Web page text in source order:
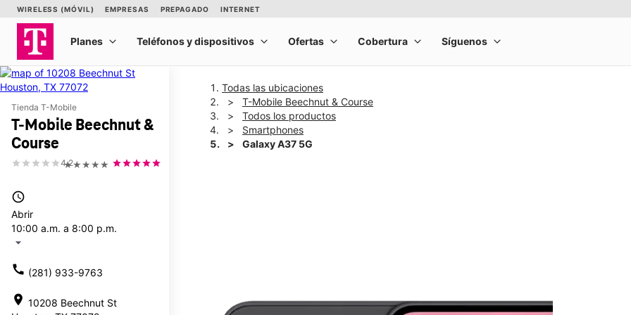
Tienda T-Mobile
T-Mobile Beechnut &
Course
★★★★★
4.2
access_time
Abrir
10:00 a.m. a 8:00 p.m.
arrow_drop_down
call (281) 933-9763
location_on 10208 Beechnut St
Todas las ubicaciones
T-Mobile Beechnut & Course
Todos los productos
Smartphones
Galaxy A37 5G